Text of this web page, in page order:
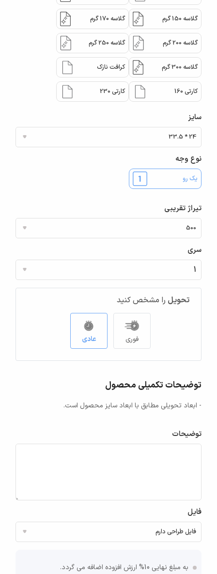
گلاسه 150 گرم گلاسه 170 گرم
گلاسه 200 گرم گلاسه 250 گرم
گلاسه 300 گرم کرافت نازک
کارتی 160 کارتی 230
سایز
نوع وجه
یک رو
تیراژ تقریبی
سری
تحویل را مشخص کنید
فوری عادی
توضیحات تکمیلی محصول
- ابعاد تحویلی مطابق با ابعاد سایز محصول است.
توضیحات
فایل
به مبلغ نهایی 10% ارزش افزوده اضافه می گردد.